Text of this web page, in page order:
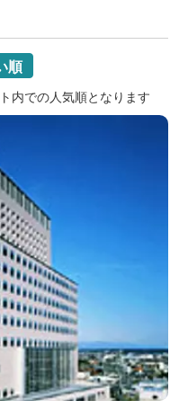
順
内での人気順となります